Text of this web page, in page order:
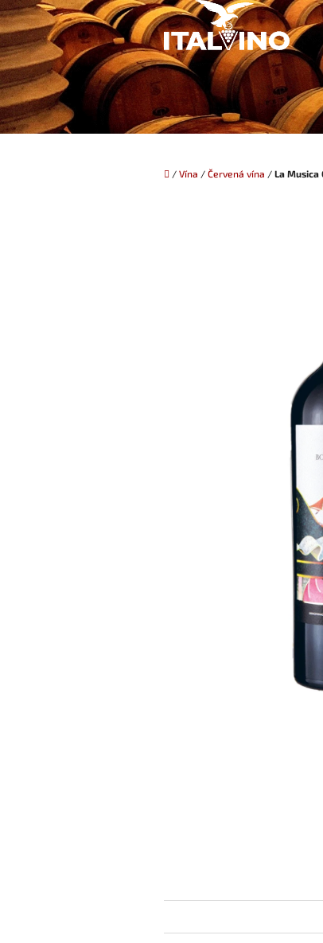
Přejít
na
obsah
Domů
/ Vína / Červená vína / La Musica